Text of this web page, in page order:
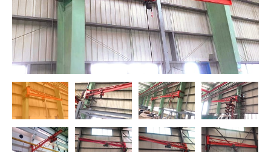
O‘zbekcha